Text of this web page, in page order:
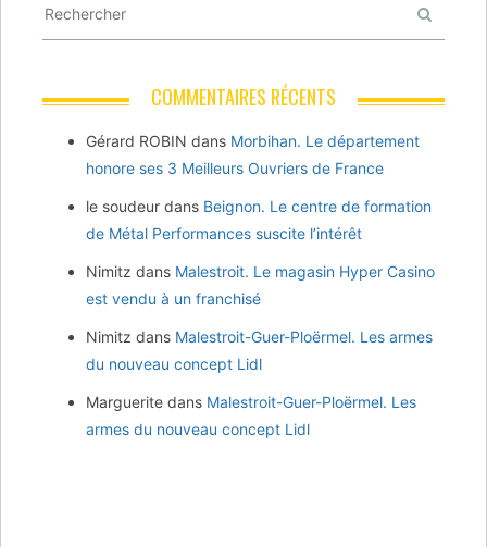
COMMENTAIRES RÉCENTS
Gérard ROBIN dans Morbihan. Le département
honore ses 3 Meilleurs Ouvriers de France
le soudeur dans Beignon. Le centre de formation
de Métal Performances suscite l’intérêt
Nimitz dans Malestroit. Le magasin Hyper Casino
est vendu à un franchisé
Nimitz dans Malestroit-Guer-Ploërmel. Les armes
du nouveau concept Lidl
Marguerite dans Malestroit-Guer-Ploërmel. Les
armes du nouveau concept Lidl